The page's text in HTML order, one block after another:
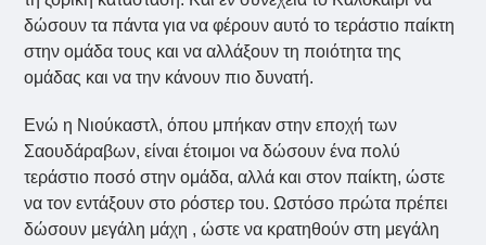
δώσουν τα πάντα για να φέρουν αυτό το τεράστιο παίκτη
στην ομάδα τους και να αλλάξουν τη ποιότητα της
ομάδας και να την κάνουν πιο δυνατή.
Ενώ η Νιούκαστλ, όπου μπήκαν στην εποχή των
Σαουδάραβων, είναι έτοιμοι να δώσουν ένα πολύ
τεράστιο ποσό στην ομάδα, αλλά και στον παίκτη, ώστε
να τον εντάξουν στο ρόστερ του. Ωστόσο πρώτα πρέπει
δώσουν μεγάλη μάχη , ώστε να κρατηθούν στη μεγάλη